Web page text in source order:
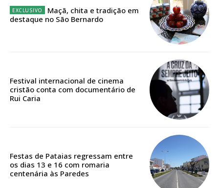
casa
Acesso ao conteúdo online
Acesso aos conteúdos Exclusivos para
Escolha o plano
DIGITAL ANUAL
16
Maçã, chita e tradição em
destaque no São Bernardo
Festival internacional de cinema
cristão conta com documentário de
Rui Caria
Festas de Pataias regressam entre
os dias 13 e 16 com romaria
centenária às Paredes